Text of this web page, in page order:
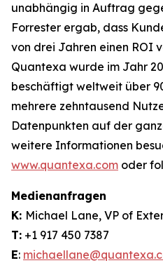
unabhängig in Auftrag
Forrester ergab, dass
von drei Jahren einen ROI
Quantexa wurde im Jahr
beschäftigt weltweit über
mehrere zehntausend
Datenpunkten auf der
weitere Informationen
www.quantexa.com oder
Medienanfragen
K: Michael Lane, VP of
T: +1 917 450 7387
E: